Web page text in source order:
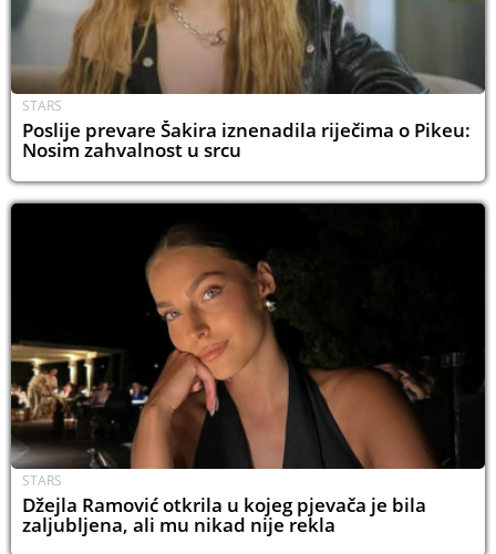
STARS
Poslije prevare Šakira iznenadila riječima o Pikeu:
Nosim zahvalnost u srcu
STARS
Džejla Ramović otkrila u kojeg pjevača je bila
zaljubljena, ali mu nikad nije rekla